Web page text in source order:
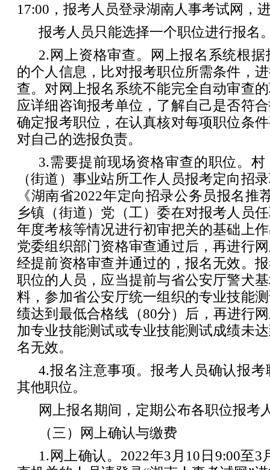
17:00，报考人员登录湖南人事考试网，
报考人员只能选择一个职位进行报名
2.网上资格审查。网上报名系统根
的个人信息，比对报考职位所需条件，
查。对网上报名系统不能完全自动审查
应详细咨询报考单位，了解自己是否符
确定报考职位，在认真核对每项职位条
对自己的选报负责。
3.需要提前现场资格审查的职位。
（街道）事业站所工作人员报考定向招
《湖南省2022年定向招录公务员报名推
乡镇（街道）党（工）委在对报考人员
年度考核等情况进行初审把关的基础上
党委组织部门资格审查通过后，再进行
经提前资格审查并通过的，报名无效。
职位的人员，应当提前与省公安厅警犬
料，参加省公安厅统一组织的专业技能
绩达到最低合格线（80分）后，再进行
加专业技能测试或专业技能测试成绩未
名无效。
4.报名注意事项。报考人员确认报
其他职位。
网上报名期间，定期公布各职位报考
（三）网上确认与缴费
1.网上确认。2022年3月10日9:00至3